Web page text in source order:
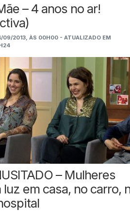
– 4 anos no ar!
09/2013, ÀS 00H00 - ATUALIZADO EM
– Mulheres
luz em casa, no carro,